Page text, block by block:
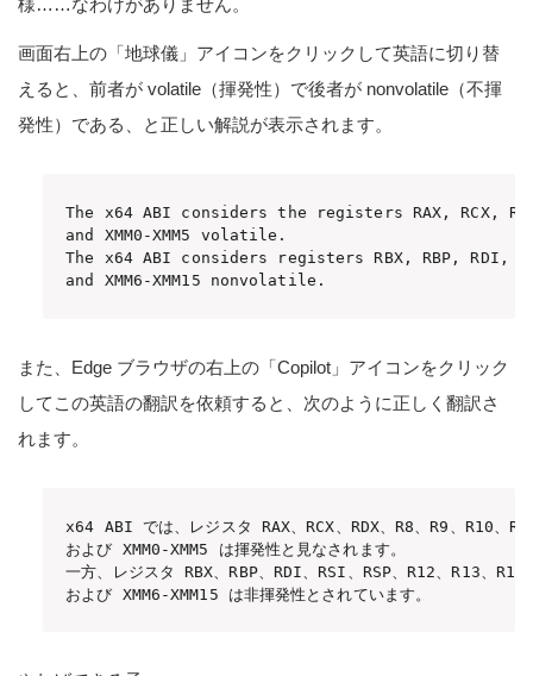
様……なわけがありません。
画面右上の「地球儀」アイコンをクリックして英語に切り替
えると、前者が volatile（揮発性）で後者が nonvolatile（不揮
発性）である、と正しい解説が表示されます。
The x64 ABI considers the registers RAX, RCX,
and XMM0-XMM5 volatile.
The x64 ABI considers registers RBX, RBP, RDI,
and XMM6-XMM15 nonvolatile.
また、Edge ブラウザの右上の「Copilot」アイコンをクリック
してこの英語の翻訳を依頼すると、次のように正しく翻訳さ
れます。
x64 ABI では、レジスタ RAX、RCX、RDX、R8、R9、R10、
および XMM0-XMM5 は揮発性と見なされます。
一方、レジスタ RBX、RBP、RDI、RSI、RSP、R12、R13、R14
および XMM6-XMM15 は非揮発性とされています。